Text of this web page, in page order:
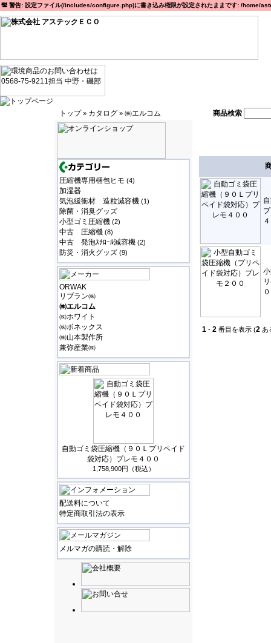
警告: 設定ファイル(/includes/configure.php)に書き込み権限が設定されたままです: /
トップ» カタログ » ㈱エルコム 商品検索
圧縮機専用梱包ヒモ (4)
加湿器
気泡緩衝材 造粒減容機 (1)
除菌・消臭グッズ
小型ゴミ圧縮機 (2)
中古 圧縮機 (8)
中古 発泡ｽﾁﾛｰﾙ減容機 (2)
防災・消火グッズ (9)
ORWAK
リブラン㈱
㈱エルコム
㈱ホワイト
㈱ボネックス
㈱山本製作所
兼弥産業㈱
自動ゴミ袋圧縮機（９０Ｌプリペイド
袋対応）プレモ４００
1,758,900円（税込）
配送料について
特定商取引法の表示
メルマガの購読・解除
1 - 2 番目を表示 (2 あ